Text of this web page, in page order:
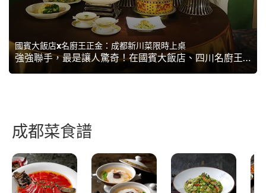
國賓大飯店x名廚王正金：成都新川菜限時上桌
強強聯手，最是讓人驚奇！在國賓大飯店、四川名廚王正金大師、及聯合利華飲食策劃三方努力下，展開了如川劇變臉般神奇的川菜神話，這場「世紀變臉饗宴」賣的是什麼菜，快來一探究竟！
成都菜食譜